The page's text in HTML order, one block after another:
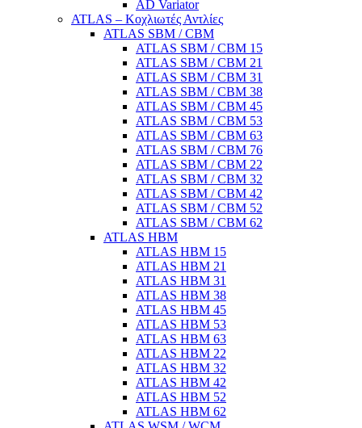
AD Variator
ATLAS – Κοχλιωτές Αντλίες
ATLAS SBM / CBM
ATLAS SBM / CBM 15
ATLAS SBM / CBM 21
ATLAS SBM / CBM 31
ATLAS SBM / CBM 38
ATLAS SBM / CBM 45
ATLAS SBM / CBM 53
ATLAS SBM / CBM 63
ATLAS SBM / CBM 76
ATLAS SBM / CBM 22
ATLAS SBM / CBM 32
ATLAS SBM / CBM 42
ATLAS SBM / CBM 52
ATLAS SBM / CBM 62
ATLAS HBM
ATLAS HBM 15
ATLAS HBM 21
ATLAS HBM 31
ATLAS HBM 38
ATLAS HBM 45
ATLAS HBM 53
ATLAS HBM 63
ATLAS HBM 22
ATLAS HBM 32
ATLAS HBM 42
ATLAS HBM 52
ATLAS HBM 62